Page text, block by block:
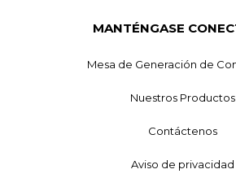
MANTÉNGASE
Mesa de Generación de
Nuestros Productos
Contáctenos
Aviso de privacidad